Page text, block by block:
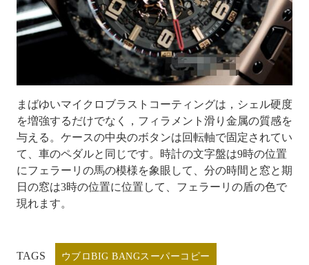
まばゆいマイクロブラストコーティングは，シェル硬度
を増強するだけでなく，フィラメント滑り金属の質感を
与える。ケースの中央のボタンは回転軸で固定されてい
て、車のペダルと同じです。時計の文字盤は9時の位置
にフェラーリの馬の模様を象眼して、分の時間と窓と期
日の窓は3時の位置に位置して、フェラーリの盾の色で
現れます。
TAGS ウブロBIG BANGスーパーコピー